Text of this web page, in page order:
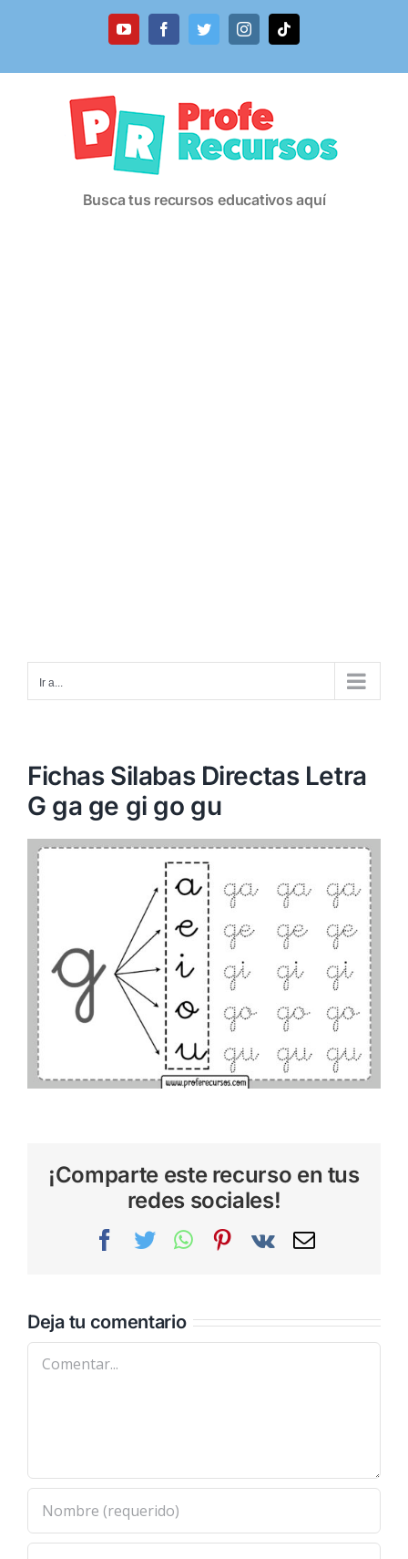
YouTubeFacebookTwitterInstagramTiktok
Busca tus recursos educativos aquí
Ir a...
Fichas Silabas Directas Letra
G ga ge gi go gu
¡Comparte este recurso en tus
redes sociales!
Facebook
TwitterWhatsAppPinterest
Vk
Correo
Deja tu comentario
Comentar